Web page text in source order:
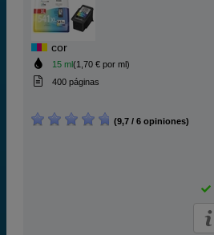
cor
15 ml(1,70 € por ml)
400 páginas
(9,7 / 6 opiniones)